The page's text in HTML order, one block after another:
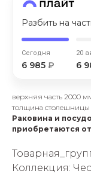
Разбить на
Сегодня
6 985 ₽
20
6
верхняя часть 2000
толщина
Раковина и
приобретаются
Коллекция: